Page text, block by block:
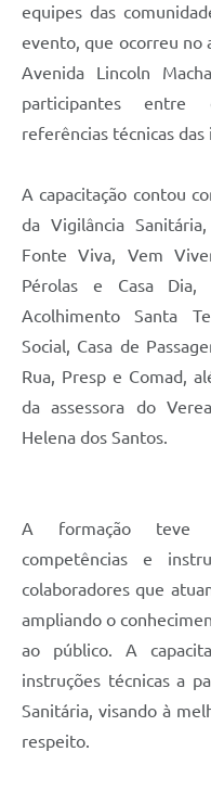
equipes das
evento, que ocorreu no
Avenida Lincoln
participantes entre
referências técnicas das
A capacitação contou
da Vigilância
Fonte Viva, Vem
Pérolas e Casa
Acolhimento Santa
Social, Casa de
Rua, Presp e Comad,
da assessora do
Helena dos Santos.
A formação teve
competências e
colaboradores que
ampliando o
ao público. A
instruções técnicas a
Sanitária, visando à
respeito.